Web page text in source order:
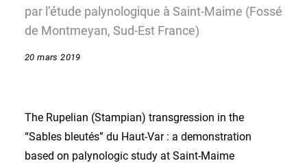
par l’étude palynologique à Saint-Maime (Fossé
de Montmeyan, Sud-Est France)
20 mars 2019
The Rupelian (Stampian) transgression in the
“Sables bleutés” du Haut-Var : a demonstration
based on palynologic study at Saint-Maime